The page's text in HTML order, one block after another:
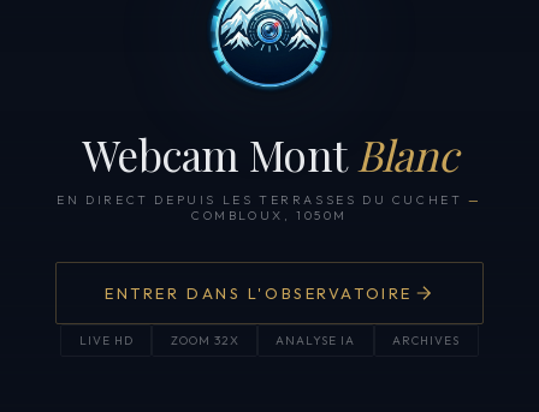
Webcam Mont Blanc
EN DIRECT DEPUIS LES TERRASSES DU CUCHET —
COMBLOUX, 1050M
ENTRER DANS L'OBSERVATOIRE
LIVE HD ZOOM 32X ANALYSE IA ARCHIVES